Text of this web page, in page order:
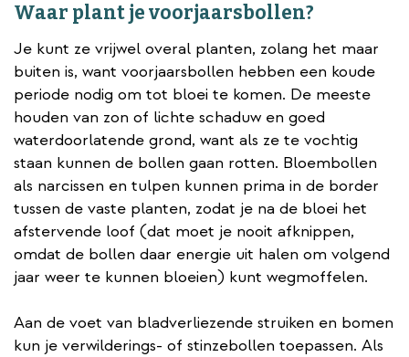
Waar plant je voorjaarsbollen?
Je kunt ze vrijwel overal planten, zolang het maar
buiten is, want voorjaarsbollen hebben een koude
periode nodig om tot bloei te komen. De meeste
houden van zon of lichte schaduw en goed
waterdoorlatende grond, want als ze te vochtig
staan kunnen de bollen gaan rotten. Bloembollen
als narcissen en tulpen kunnen prima in de border
tussen de vaste planten, zodat je na de bloei het
afstervende loof (dat moet je nooit afknippen,
omdat de bollen daar energie uit halen om volgend
jaar weer te kunnen bloeien) kunt wegmoffelen.
Aan de voet van bladverliezende struiken en bomen
kun je verwilderings- of stinzebollen toepassen. Als